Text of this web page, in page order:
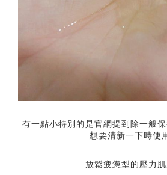
有一點小特別的是官網提到除一般
想要清新一下時使
放鬆疲憊型的壓力肌